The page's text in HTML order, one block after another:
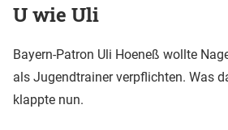
U wie Uli
Bayern-Patron Uli Hoeneß wollte
als Jugendtrainer verpflichten. Was
klappte nun.